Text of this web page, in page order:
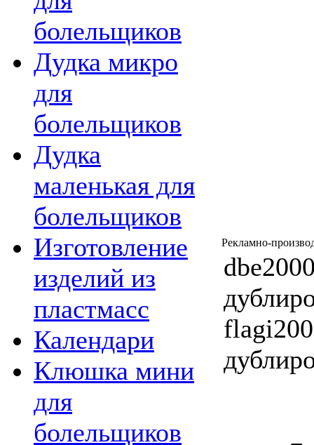
болельщиков
Дудка микро
для
болельщиков
Дудка
маленькая для
болельщиков
Изготовление
изделий из
пластмасс
Календари
Клюшка мини
для
болельщиков
Рекламно-